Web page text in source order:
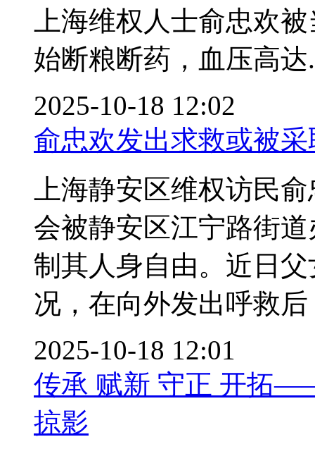
上海维权人士俞忠欢
始断粮断药，血压高达
2025-10-18 12:02
俞忠欢发出求救或被
上海静安区维权访民
会被静安区江宁路街
制其人身自由。近日
况，在向外发出呼救后
2025-10-18 12:01
传承 赋新 守正 开拓
掠影